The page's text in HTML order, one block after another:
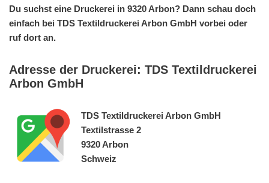
Du suchst eine Druckerei in 9320 Arbon? Dann schau doch
einfach bei TDS Textildruckerei Arbon GmbH vorbei oder
ruf dort an.
Adresse der Druckerei: TDS Textildruckerei
Arbon GmbH
TDS Textildruckerei Arbon GmbH
Textilstrasse 2
9320 Arbon
Schweiz